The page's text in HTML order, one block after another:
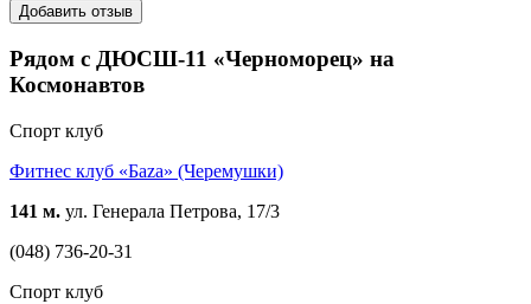
Добавить отзыв
Рядом с ДЮСШ-11 «Черноморец» на
Космонавтов
Спорт клуб
Фитнес клуб «Баzа» (Черемушки)
141 м. ул. Генерала Петрова, 17/3
(048) 736-20-31
Спорт клуб